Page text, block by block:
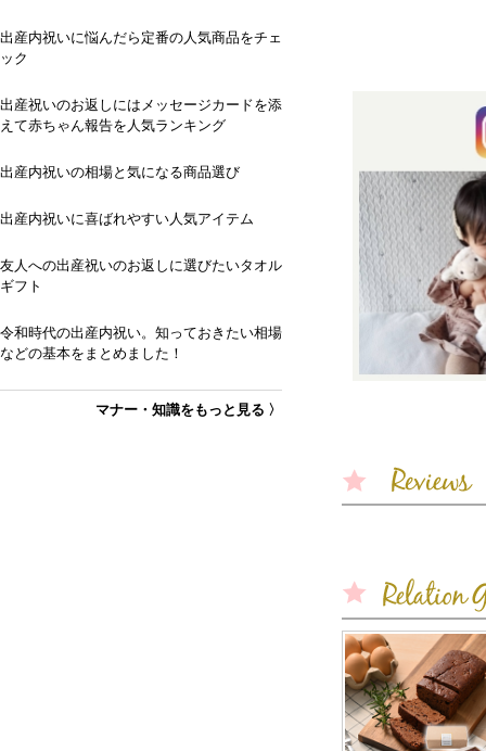
出産内祝いに悩んだら定番の人気商品をチェ
ック
出産祝いのお返しにはメッセージカードを添
えて赤ちゃん報告を人気ランキング
出産内祝いの相場と気になる商品選び
出産内祝いに喜ばれやすい人気アイテム
友人への出産祝いのお返しに選びたいタオル
ギフト
令和時代の出産内祝い。知っておきたい相場
などの基本をまとめました！
マナー・知識をもっと見る 〉